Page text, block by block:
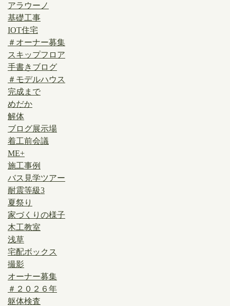
アラウーノ
基礎工事
IOT住宅
＃オーナー募集
スキップフロア
手書きブログ
＃モデルハウス
完成まで
めだか
解体
ブログ展示場
着工前会議
ME+
施工事例
バス見学ツアー
耐震等級3
夏祭り
家づくりの様子
木工教室
浅草
宅配ボックス
撮影
オーナー募集
＃２０２６年
躯体検査